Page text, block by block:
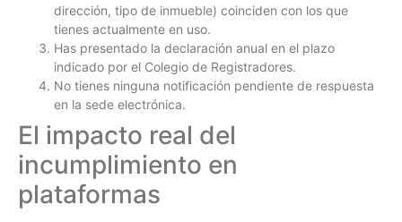
dirección, tipo de inmueble) coinciden con los que
tienes actualmente en uso.
Has presentado la declaración anual en el plazo
indicado por el Colegio de Registradores.
No tienes ninguna notificación pendiente de respuesta
en la sede electrónica.
El impacto real del
incumplimiento en
plataformas